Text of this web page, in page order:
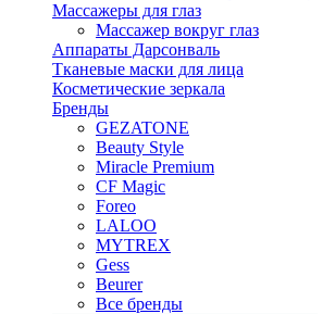
Массажеры для глаз
Массажер вокруг глаз
Аппараты Дарсонваль
Тканевые маски для лица
Косметические зеркала
Бренды
GEZATONE
Beauty Style
Miracle Premium
CF Magic
Foreo
LALOO
MYTREX
Gess
Beurer
Все бренды